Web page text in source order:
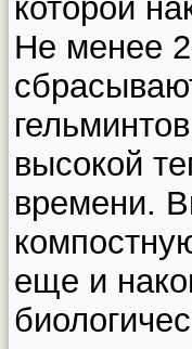
которой
Не менее
высокой
времени.
еще и